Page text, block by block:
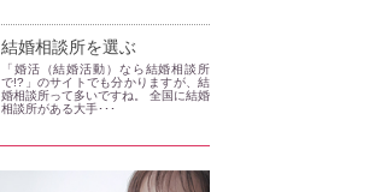
結婚相談所を選ぶ
「婚活（結婚活動）なら結婚相談所
で!?」のサイトでも分かりますが、結
婚相談所って多いですね。 全国に結婚
相談所がある大手･･･